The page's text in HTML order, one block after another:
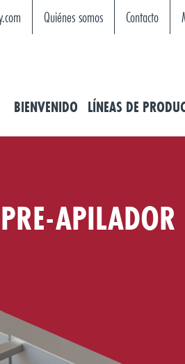
Quiénes somos Contacto
BIENVENIDO LÍNEAS DE
PRE-APILADOR